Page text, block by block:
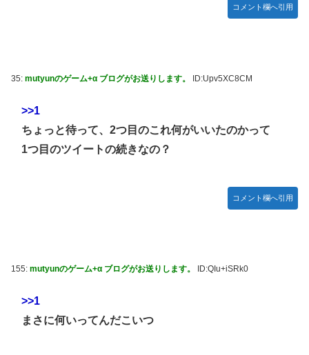
泉郷コラボが本日8/10同時スタート！詳細まとめ【ラブライ
【逸材】杉山結菜が初めてのハロコンに挑んだ結果
露【りーお】【日向坂46】
サウジの石油施設にも攻撃！
大物タレント松井珠理奈がAKB48佐藤綺星を絶賛！
コメント欄へ引用
35: mutyunのゲーム+α ブログがお送りします。 ID:Upv5XC8CM
>>1
ちょっと待って、2つ目のこれ何がいいたのかって
1つ目のツイートの続きなの？
コメント欄へ引用
155: mutyunのゲーム+α ブログがお送りします。 ID:QIu+iSRk0
>>1
まさに何いってんだこいつ